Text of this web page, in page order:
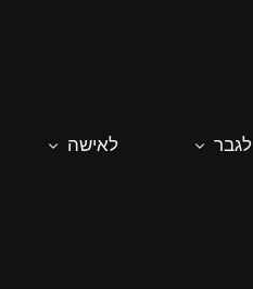
לגבר לאישה